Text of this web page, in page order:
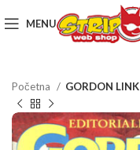
MENU
Početna GORDON LINK